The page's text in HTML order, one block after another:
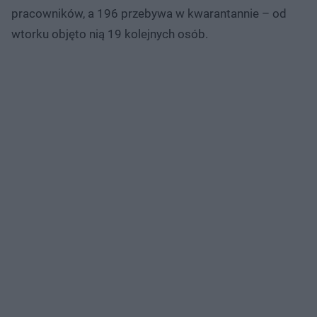
pracowników, a 196 przebywa w kwarantannie – od
wtorku objęto nią 19 kolejnych osób.